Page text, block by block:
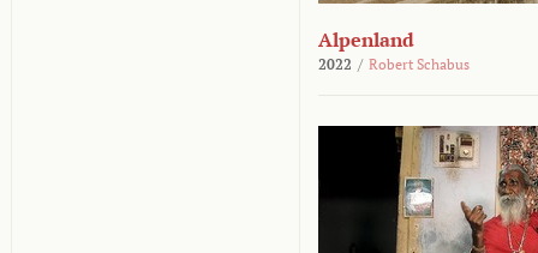
Alpenland
2022 / Robert Schabus